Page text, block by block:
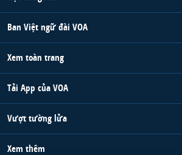
Ban Việt ngữ đài VOA
Xem toàn trang
Tải App của VOA
Vượt tường lửa
Xem thêm